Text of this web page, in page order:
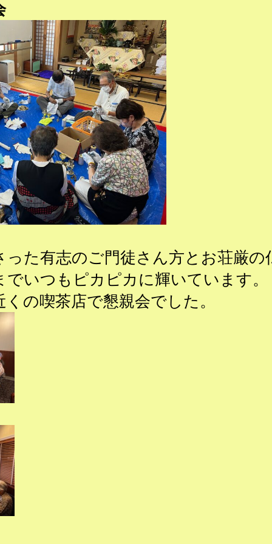
った有志のご門徒さん方とお荘厳の
いつもピカピカに輝いています。
の喫茶店で懇親会でした。